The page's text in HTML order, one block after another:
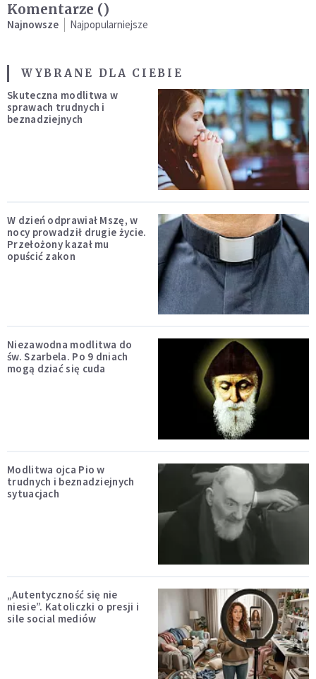
Komentarze ()
Najnowsze Najpopularniejsze
WYBRANE DLA CIEBIE
Skuteczna modlitwa w
sprawach trudnych i
beznadziejnych
W dzień odprawiał Mszę, w
nocy prowadził drugie życie.
Przełożony kazał mu
opuścić zakon
Niezawodna modlitwa do
św. Szarbela. Po 9 dniach
mogą dziać się cuda
Modlitwa ojca Pio w
trudnych i beznadziejnych
sytuacjach
„Autentyczność się nie
niesie”. Katoliczki o presji i
sile social mediów